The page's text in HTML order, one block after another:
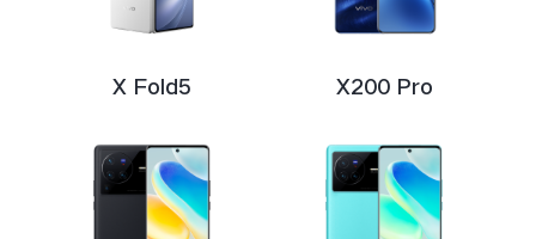
X Fold5 X200 Pro